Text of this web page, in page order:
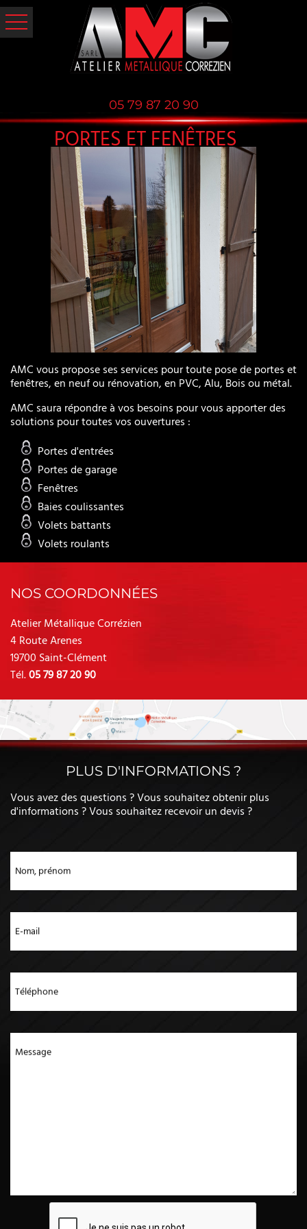
05 79 87 20 90
PORTES ET FENÊTRES
AMC vous propose ses services pour toute pose de portes et
fenêtres, en neuf ou rénovation, en PVC, Alu, Bois ou métal.
AMC saura répondre à vos besoins pour vous apporter des
solutions pour toutes vos ouvertures :
Portes d'entrées
Portes de garage
Fenêtres
Baies coulissantes
Volets battants
Volets roulants
NOS COORDONNÉES
Atelier Métallique Corrézien
4 Route Arenes
19700 Saint-Clément
Tél.05 79 87 20 90
PLUS D'INFORMATIONS ?
Vous avez des questions ? Vous souhaitez obtenir plus
d'informations ? Vous souhaitez recevoir un devis ?
Nom, prénom
E-mail
Téléphone
Message